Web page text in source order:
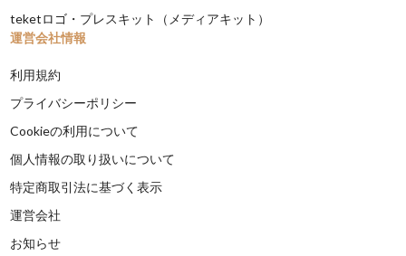
teketロゴ・プレスキット（メディアキット）
運営会社情報
利用規約
プライバシーポリシー
Cookieの利用について
個人情報の取り扱いについて
特定商取引法に基づく表示
運営会社
お知らせ